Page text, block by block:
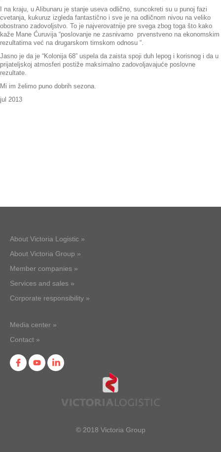
I na kraju, u Alibunaru je stanje useva odlično, suncokreti su u punoj fazi
cvetanja, kukuruz izgleda fantastično i sve je na odličnom nivou na veliko
obostrano zadovoljstvo. To je najverovatnije pre svega zbog toga što kako
kaže Mane Ćuruvija “poslovanje ne zasnivamo prvenstveno na ekonomskim
rezultatima već na drugarskom timskom odnosu “.
Jasno je da je “Kolonija 68” uspela da zaista spoji duh lepog i korisnog i da u
prijateljskoj atmosferi postiže maksimalno zadovoljavajuće poslovne
rezultate.
Mi im želimo puno dobrih sezona.
jul 2013
About Victoria Logistic »
About Victoria Group »
Member companies »
Services and sales »
Corporate responsibility »
Media center »
Contact »
© 2018 Victoria Group